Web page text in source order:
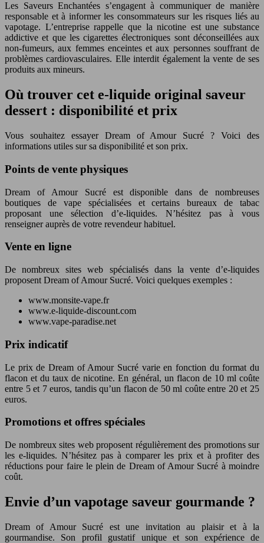
Les Saveurs Enchantées s’engagent à communiquer de manière
responsable et à informer les consommateurs sur les risques liés au
vapotage. L’entreprise rappelle que la nicotine est une substance
addictive et que les cigarettes électroniques sont déconseillées aux
non-fumeurs, aux femmes enceintes et aux personnes souffrant de
problèmes cardiovasculaires. Elle interdit également la vente de ses
produits aux mineurs.
Où trouver cet e-liquide original saveur
dessert : disponibilité et prix
Vous souhaitez essayer Dream of Amour Sucré ? Voici des
informations utiles sur sa disponibilité et son prix.
Points de vente physiques
Dream of Amour Sucré est disponible dans de nombreuses
boutiques de vape spécialisées et certains bureaux de tabac
proposant une sélection d’e-liquides. N’hésitez pas à vous
renseigner auprès de votre revendeur habituel.
Vente en ligne
De nombreux sites web spécialisés dans la vente d’e-liquides
proposent Dream of Amour Sucré. Voici quelques exemples :
www.monsite-vape.fr
www.e-liquide-discount.com
www.vape-paradise.net
Prix indicatif
Le prix de Dream of Amour Sucré varie en fonction du format du
flacon et du taux de nicotine. En général, un flacon de 10 ml coûte
entre 5 et 7 euros, tandis qu’un flacon de 50 ml coûte entre 20 et 25
euros.
Promotions et offres spéciales
De nombreux sites web proposent régulièrement des promotions sur
les e-liquides. N’hésitez pas à comparer les prix et à profiter des
réductions pour faire le plein de Dream of Amour Sucré à moindre
coût.
Envie d’un vapotage saveur gourmande ?
Dream of Amour Sucré est une invitation au plaisir et à la
gourmandise. Son profil gustatif unique et son expérience de